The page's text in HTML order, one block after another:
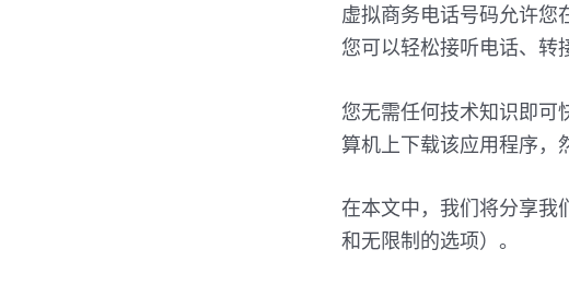
虚拟商务电话号码允许您
您可以轻松接听电话、转
您无需任何技术知识即可
算机上下载该应用程序，
在本文中，我们将分享我
和无限制的选项）。